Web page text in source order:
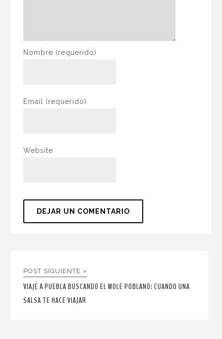
Nombre (requerido)
Email (requerido)
Website
POST SIGUIENTE »
VIAJÉ A PUEBLA BUSCANDO EL MOLE POBLANO: CUANDO UNA
SALSA TE HACE VIAJAR